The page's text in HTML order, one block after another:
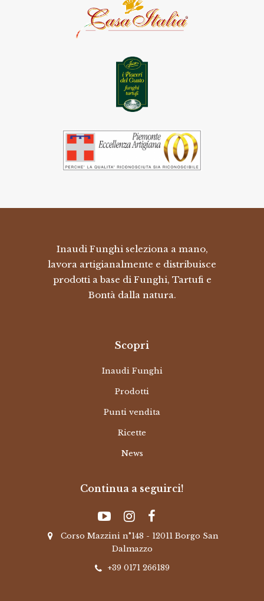
Inaudi Funghi seleziona a mano,
lavora artigianalmente e distribuisce
prodotti a base di Funghi, Tartufi e
Bontà dalla natura.
Scopri
Inaudi Funghi
Prodotti
Punti vendita
Ricette
News
Continua a seguirci!
Corso Mazzini n°148 - 12011 Borgo San
Dalmazzo
+39 0171 266189